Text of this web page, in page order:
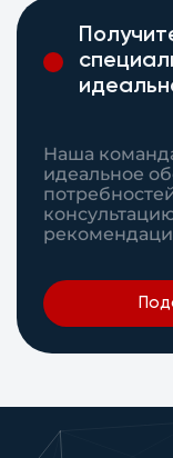
Наша
идеальное